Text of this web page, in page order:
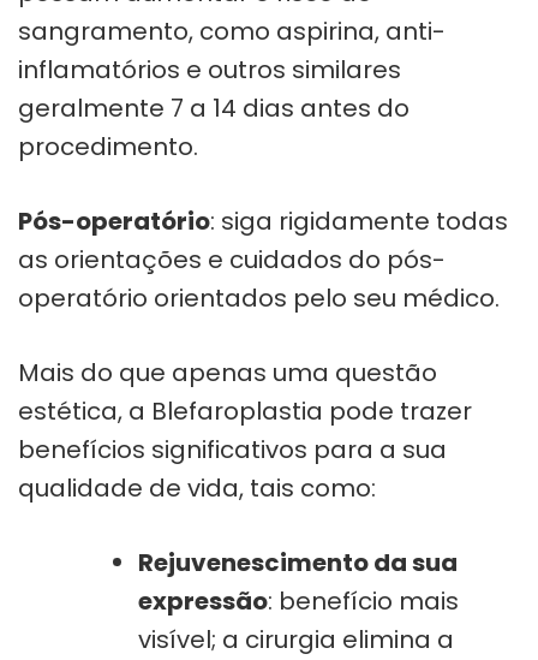
sangramento, como aspirina, anti-
inflamatórios e outros similares
geralmente 7 a 14 dias antes do
procedimento.
Pós-operatório: siga rigidamente todas
as orientações e cuidados do pós-
operatório orientados pelo seu médico.
Mais do que apenas uma questão
estética, a Blefaroplastia pode trazer
benefícios significativos para a sua
qualidade de vida, tais como:
Rejuvenescimento da sua
expressão: benefício mais
visível; a cirurgia elimina a